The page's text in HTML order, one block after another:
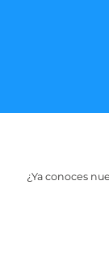
¿Ya conoces